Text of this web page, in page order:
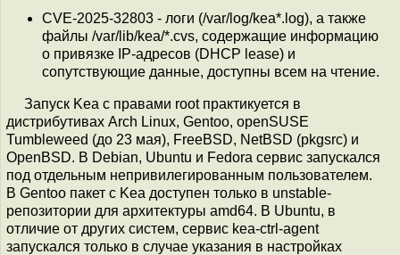
CVE-2025-32803 - логи (/var/log/kea*.log), а также
файлы /var/lib/kea/*.cvs, содержащие информацию
о привязке IP-адресов (DHCP lease) и
сопутствующие данные, доступны всем на чтение.
Запуск Kea с правами root практикуется в
дистрибутивах Arch Linux, Gentoo, openSUSE
Tumbleweed (до 23 мая), FreeBSD, NetBSD (pkgsrc) и
OpenBSD. В Debian, Ubuntu и Fedora сервис запускался
под отдельным непривилегированным пользователем.
В Gentoo пакет с Kea доступен только в unstable-
репозитории для архитектуры amd64. В Ubuntu, в
отличие от других систем, сервис kea-ctrl-agent
запускался только в случае указания в настройках